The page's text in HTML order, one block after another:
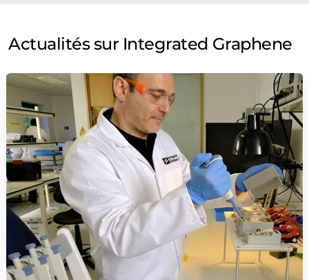
Actualités sur Integrated Graphene